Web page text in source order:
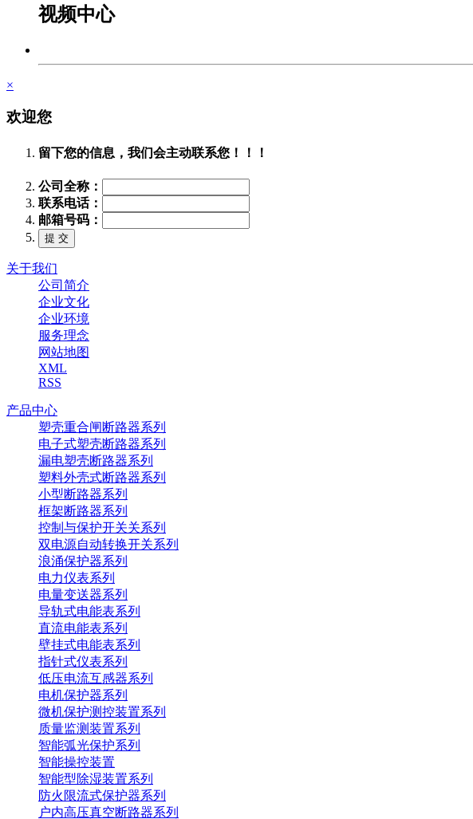
视频中心
×
欢迎您
留下您的信息，我们会主动联系您！！！
公司全称：
联系电话：
邮箱号码：
关于我们
公司简介
企业文化
企业环境
服务理念
网站地图
XML
RSS
产品中心
塑壳重合闸断路器系列
电子式塑壳断路器系列
漏电塑壳断路器系列
塑料外壳式断路器系列
小型断路器系列
框架断路器系列
控制与保护开关关系列
双电源自动转换开关系列
浪涌保护器系列
电力仪表系列
电量变送器系列
导轨式电能表系列
直流电能表系列
壁挂式电能表系列
指针式仪表系列
低压电流互感器系列
电机保护器系列
微机保护测控装置系列
质量监测装置系列
智能弧光保护系列
智能操控装置
智能型除湿装置系列
防火限流式保护器系列
户内高压真空断路器系列